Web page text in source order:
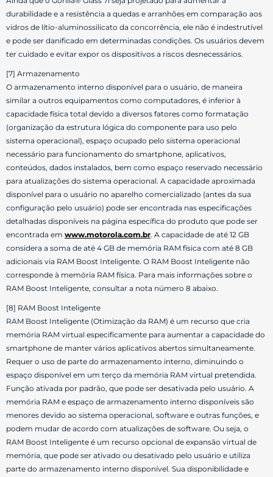
durabilidade e a resistência a quedas e arranhões em comparação aos
vidros de lítio-aluminossilicato da concorrência, ele não é indestrutível
e pode ser danificado em determinadas condições. Os usuários devem
ter cuidado e evitar expor os dispositivos a riscos desnecessários.
[7] Armazenamento
O armazenamento interno disponível para o usuário, de maneira
similar a outros equipamentos como computadores, é inferior à
capacidade física total devido a diversos fatores como formatação
(organização da estrutura lógica do componente para uso pelo
sistema operacional), espaço ocupado pelo sistema operacional
necessário para funcionamento do smartphone, aplicativos,
conteúdos, dados instalados, bem como espaço reservado necessário
para atualizações do sistema operacional. A capacidade aproximada
disponível para o usuário no aparelho comercializado (antes da sua
configuração pelo usuário) pode ser encontrada nas especificações
detalhadas disponíveis na página específica do produto que pode ser
encontrada em www.motorola.com.br. A capacidade de até 12 GB
considera a soma de até 4 GB de memória RAM física com até 8 GB
adicionais via RAM Boost Inteligente. O RAM Boost Inteligente não
corresponde à memória RAM física. Para mais informações sobre o
RAM Boost Inteligente, consultar a nota número 8 abaixo.
[8] RAM Boost Inteligente
RAM Boost Inteligente (Otimização da RAM) é um recurso que cria
memória RAM virtual especificamente para aumentar a capacidade do
smartphone de manter vários aplicativos abertos simultaneamente.
Requer o uso de parte do armazenamento interno, diminuindo o
espaço disponível em um terço da memória RAM virtual pretendida.
Função ativada por padrão, que pode ser desativada pelo usuário. A
memória RAM e espaço de armazenamento interno disponíveis são
menores devido ao sistema operacional, software e outras funções, e
podem mudar de acordo com atualizações de software. Ou seja, o
RAM Boost Inteligente é um recurso opcional de expansão virtual de
memória, que pode ser ativado ou desativado pelo usuário e utiliza
parte do armazenamento interno disponível. Sua disponibilidade e